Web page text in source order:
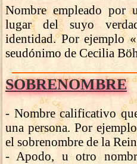
Nombre empleado por
lugar del suyo
identidad. Por ejemplo
seudónimo de Cecilia
SOBRENOMBRE
- Nombre calificativo
una persona. Por
el sobrenombre de la
- Apodo, u otro